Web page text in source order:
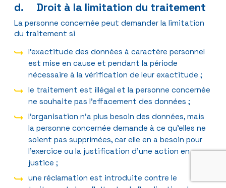
d. Droit à la limitation du traitement
La personne concernée peut demander la limitation
du traitement si
l’exactitude des données à caractère personnel
est mise en cause et pendant la période
nécessaire à la vérification de leur exactitude ;
le traitement est illégal et la personne concernée
ne souhaite pas l’effacement des données ;
l’organisation n’a plus besoin des données, mais
la personne concernée demande à ce qu’elles ne
soient pas supprimées, car elle en a besoin pour
l’exercice ou la justification d’une action en
justice ;
une réclamation est introduite contre le